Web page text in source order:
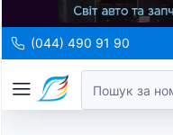
(044) 490 91 90